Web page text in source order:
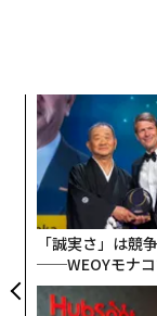
「誠実さ」は競
──WEOYモナコ
ら寿司の経営哲学